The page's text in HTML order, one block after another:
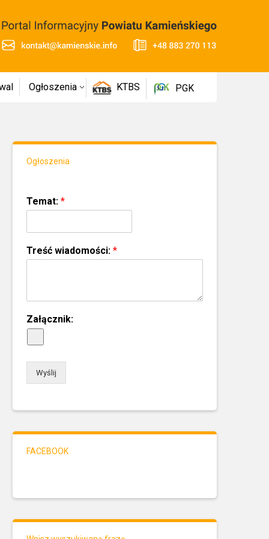
Ogłoszenia KTBS PGK
Ogłoszenia
Temat: *
Treść wiadomości: *
Załącznik:
Wyślij
FACEBOOK